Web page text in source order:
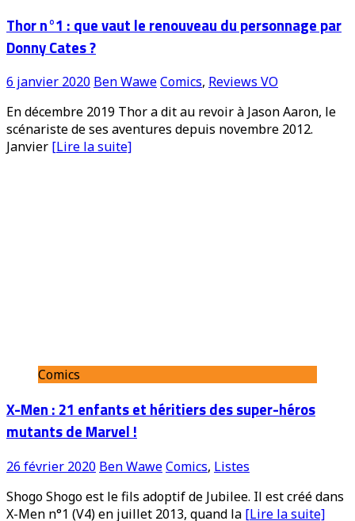
Thor n°1 : que vaut le renouveau du personnage par
Donny Cates ?
6 janvier 2020 Ben WaweComics, Reviews VO
En décembre 2019 Thor a dit au revoir à Jason Aaron, le
scénariste de ses aventures depuis novembre 2012.
Janvier [Lire la suite]
Comics
X-Men : 21 enfants et héritiers des super-héros
mutants de Marvel !
26 février 2020 Ben WaweComics, Listes
Shogo Shogo est le fils adoptif de Jubilee. Il est créé dans
X-Men n°1 (V4) en juillet 2013, quand la [Lire la suite]